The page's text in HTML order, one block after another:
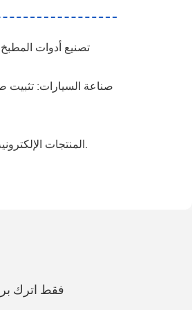
‌تصنيع أدوات
صناعة السيارات: تثبيت
فقط اترك